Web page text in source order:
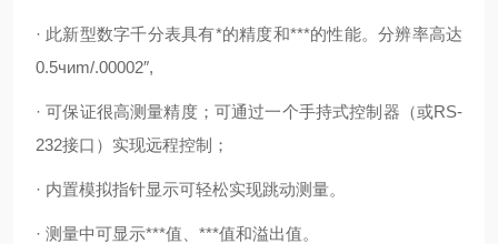
· 此新型数字千分表具有*的精度和***的性能。分辨率高达
0.5чиm/.00002″,
· 可保证很高测量精度；可通过一个手持式控制器（或RS-
232接口）实现远程控制；
· 内置模拟指针显示可轻松实现跳动测量。
· 测量中可显示***值、***值和溢出值。